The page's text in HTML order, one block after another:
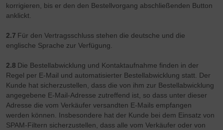
korrigieren, bis er den den Bestellvorgang abschließenden Button
anklickt.
2.7 Für den Vertragsschluss stehen die deutsche und die
englische Sprache zur Verfügung.
2.8 Die Bestellabwicklung und Kontaktaufnahme finden in der
Regel per E-Mail und automatisierter Bestellabwicklung statt. Der
Kunde hat sicherzustellen, dass die von ihm zur Bestellabwicklung
angegebene E-Mail-Adresse zutreffend ist, so dass unter dieser
Adresse die vom Verkäufer versandten E-Mails empfangen
werden können. Insbesondere hat der Kunde bei dem Einsatz von
SPAM-Filtern sicherzustellen, dass alle vom Verkäufer oder von